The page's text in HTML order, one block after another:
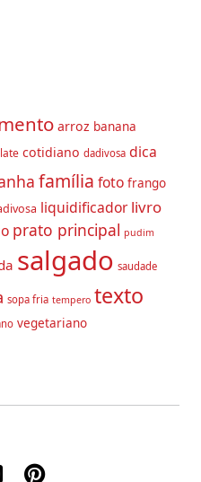
arroz banana
cotidiano dadivosa dica
família foto frango
liquidificador livro
prato principal pudim
salgado saudade
sopa fria tempero texto
vegetariano